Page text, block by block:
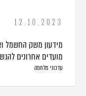
12.10.2023
מידעון משק החשמל
מועדים אחרונים
עדכוני מלחמה